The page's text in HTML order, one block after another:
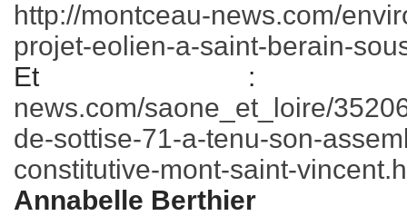
http://montceau-news.com/
projet-eolien-a-saint-berain-
Et
news.com/saone_et_loire/
de-sottise-71-a-tenu-son-
constitutive-mont-saint-
Annabelle Berthier